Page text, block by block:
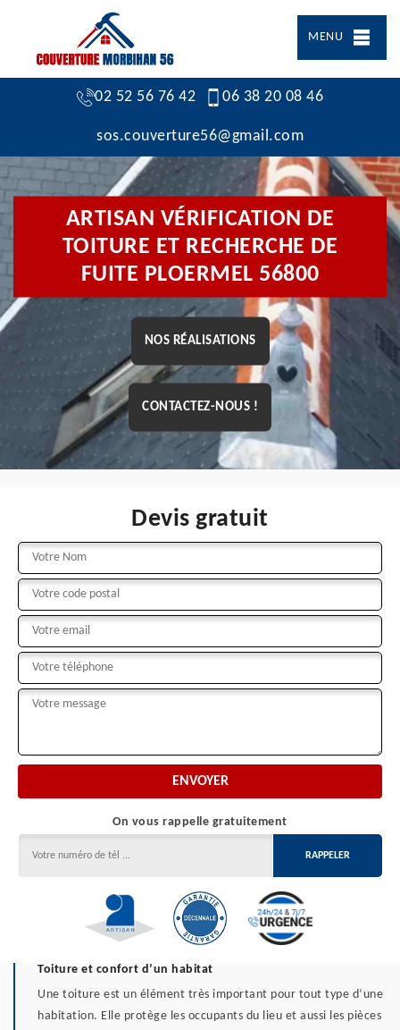
MENU
02 52 56 76 42 06 38 20 08 46
sos.couverture56@gmail.com
ARTISAN VÉRIFICATION DE
TOITURE ET RECHERCHE DE
FUITE PLOERMEL 56800
NOS RÉALISATIONS
CONTACTEZ-NOUS !
Devis gratuit
On vous rappelle gratuitement
Toiture et confort d’un habitat
Une toiture est un élément très important pour tout type d’une
habitation. Elle protège les occupants du lieu et aussi les pièces